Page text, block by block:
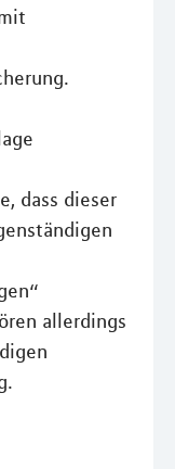
dass dieser
allerdings